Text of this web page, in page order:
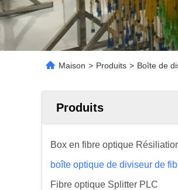
Maison > Produits > Boîte de
Produits
Box en fibre optique
boîte optique de diviseur de
Fibre optique Splitter PLC